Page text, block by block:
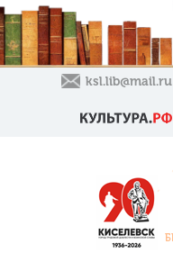
ksl.lib@mail.ru